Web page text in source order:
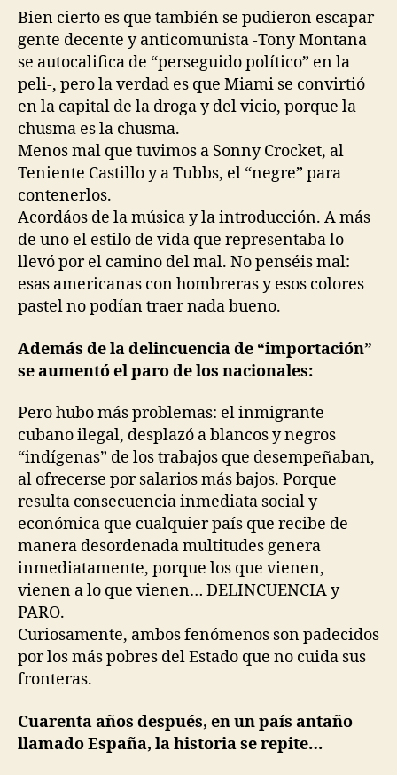
Bien cierto es que también se pudieron escapar
gente decente y anticomunista -Tony Montana
se autocalifica de “perseguido político” en la
peli-, pero la verdad es que Miami se convirtió
en la capital de la droga y del vicio, porque la
chusma es la chusma.
Menos mal que tuvimos a Sonny Crocket, al
Teniente Castillo y a Tubbs, el “negre” para
contenerlos.
Acordáos de la música y la introducción. A más
de uno el estilo de vida que representaba lo
llevó por el camino del mal. No penséis mal:
esas americanas con hombreras y esos colores
pastel no podían traer nada bueno.
Además de la delincuencia de “importación”
se aumentó el paro de los nacionales:
Pero hubo más problemas: el inmigrante
cubano ilegal, desplazó a blancos y negros
“indígenas” de los trabajos que desempeñaban,
al ofrecerse por salarios más bajos. Porque
resulta consecuencia inmediata social y
económica que cualquier país que recibe de
manera desordenada multitudes genera
inmediatamente, porque los que vienen,
vienen a lo que vienen… DELINCUENCIA y
PARO.
Curiosamente, ambos fenómenos son padecidos
por los más pobres del Estado que no cuida sus
fronteras.
Cuarenta años después, en un país antaño
llamado España, la historia se repite…